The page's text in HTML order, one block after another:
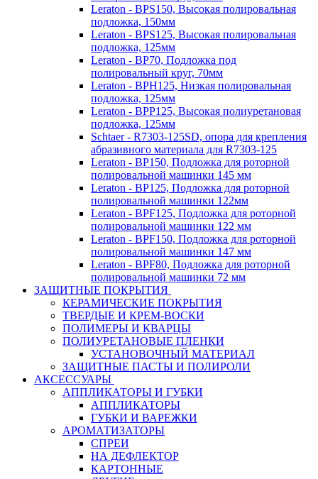
Leraton - BPS150, Высокая полировальная
подложка, 150мм
Leraton - BPS125, Высокая полировальная
подложка, 125мм
Leraton - BP70, Подложка под
полировальный круг, 70мм
Leraton - BPH125, Низкая полировальная
подложка, 125мм
Leraton - BPP125, Высокая полиуретановая
подложка, 125мм
Schtaer - R7303-125SD, опора для крепления
абразивного материала для R7303-125
Leraton - BP150, Подложка для роторной
полировальной машинки 145 мм
Leraton - BP125, Подложка для роторной
полировальной машинки 122мм
Leraton - BPF125, Подложка для роторной
полировальной машинки 122 мм
Leraton - BPF150, Подложка для роторной
полировальной машинки 147 мм
Leraton - BPF80, Подложка для роторной
полировальной машинки 72 мм
ЗАЩИТНЫЕ ПОКРЫТИЯ
КЕРАМИЧЕСКИЕ ПОКРЫТИЯ
ТВЕРДЫЕ И КРЕМ-ВОСКИ
ПОЛИМЕРЫ И КВАРЦЫ
ПОЛИУРЕТАНОВЫЕ ПЛЕНКИ
УСТАНОВОЧНЫЙ МАТЕРИАЛ
ЗАЩИТНЫЕ ПАСТЫ И ПОЛИРОЛИ
АКСЕССУАРЫ
АППЛИКАТОРЫ И ГУБКИ
АППЛИКАТОРЫ
ГУБКИ И ВАРЕЖКИ
АРОМАТИЗАТОРЫ
СПРЕИ
НА ДЕФЛЕКТОР
КАРТОННЫЕ